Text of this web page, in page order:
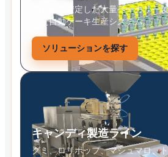
効率的で安定した大量ベーカリー
れた自動ケーキ生産システム。
ソリューションを探す
キャンディ製造ライン
グミ、ロリポップ、マシュマロ、